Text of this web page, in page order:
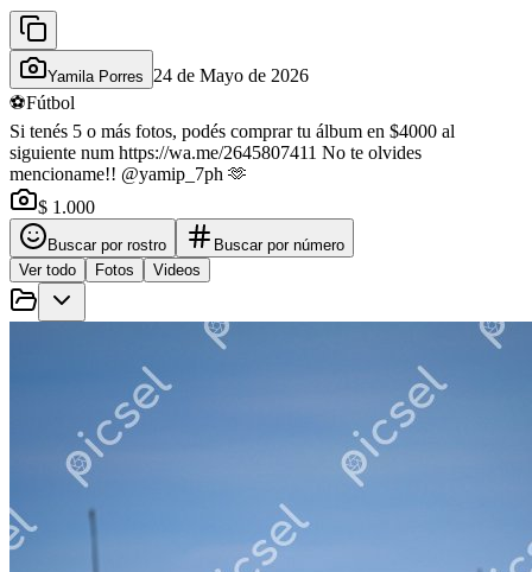
Yamila Porres
24 de Mayo de 2026
⚽Fútbol
Si tenés 5 o más fotos, podés comprar tu álbum en $4000 al
siguiente num https://wa.me/2645807411 No te olvides
mencioname!! @yamip_7ph 🫶
$ 1.000
Buscar por rostro
Buscar por número
Ver todo
Fotos Videos